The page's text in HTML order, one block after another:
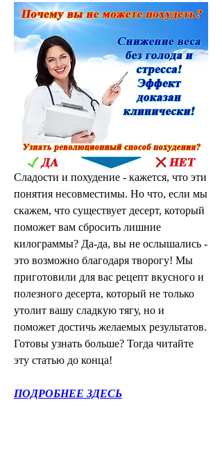
Сладости и похудение - кажется, что эти
понятия несовместимы. Но что, если мы
скажем, что существует десерт, который
поможет вам сбросить лишние
килограммы? Да-да, вы не ослышались -
это возможно благодаря творогу! Мы
приготовили для вас рецепт вкусного и
полезного десерта, который не только
утолит вашу сладкую тягу, но и
поможет достичь желаемых результатов.
Готовы узнать больше? Тогда читайте
эту статью до конца!
ПОДРОБНЕЕ ЗДЕСЬ